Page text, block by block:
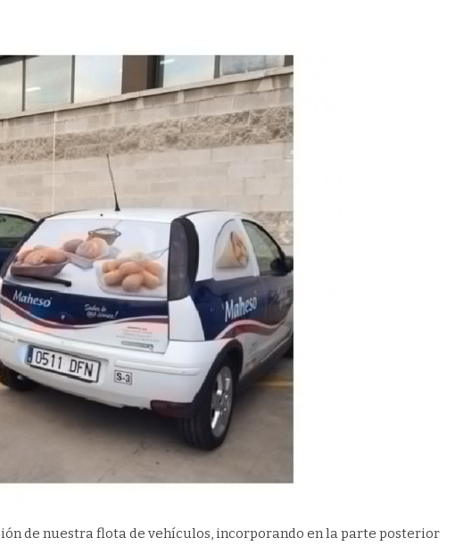
de nuestra flota de vehículos, incorporando en la parte posterior